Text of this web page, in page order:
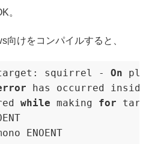
。
向けをコンパイルすると、
squirrel - On
while making for
ENOENT